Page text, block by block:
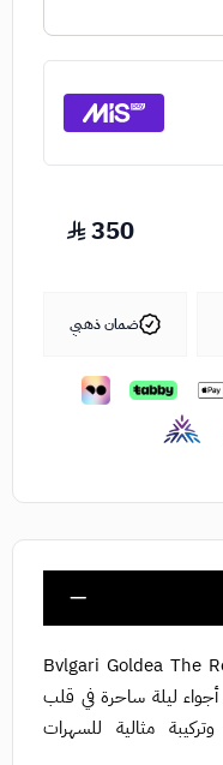
350
ضمان ذهبي
Bvlgari Goldea The
ليلة ساحرة في قلب
مثالية للسهرات